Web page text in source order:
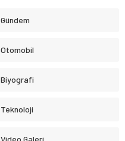
Gündem
Otomobil
Biyografi
Teknoloji
Video Galeri